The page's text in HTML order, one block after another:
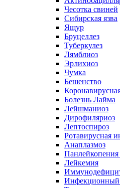
Чесотка свиней
Сибирская язва
Ящур
Бруцеллез
Туберкулез
Лямблиоз
Эрлихиоз
Чумка
Бешенство
Болезнь Лайма
Лейшманиоз
Дирофиляриоз
Лептоспироз
Ротавирусная
Анаплазмоз
Лейкемия
Инфекционный